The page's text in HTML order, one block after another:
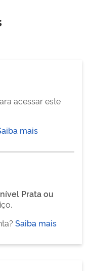
acessar este
mais
Prata ou
Saiba mais